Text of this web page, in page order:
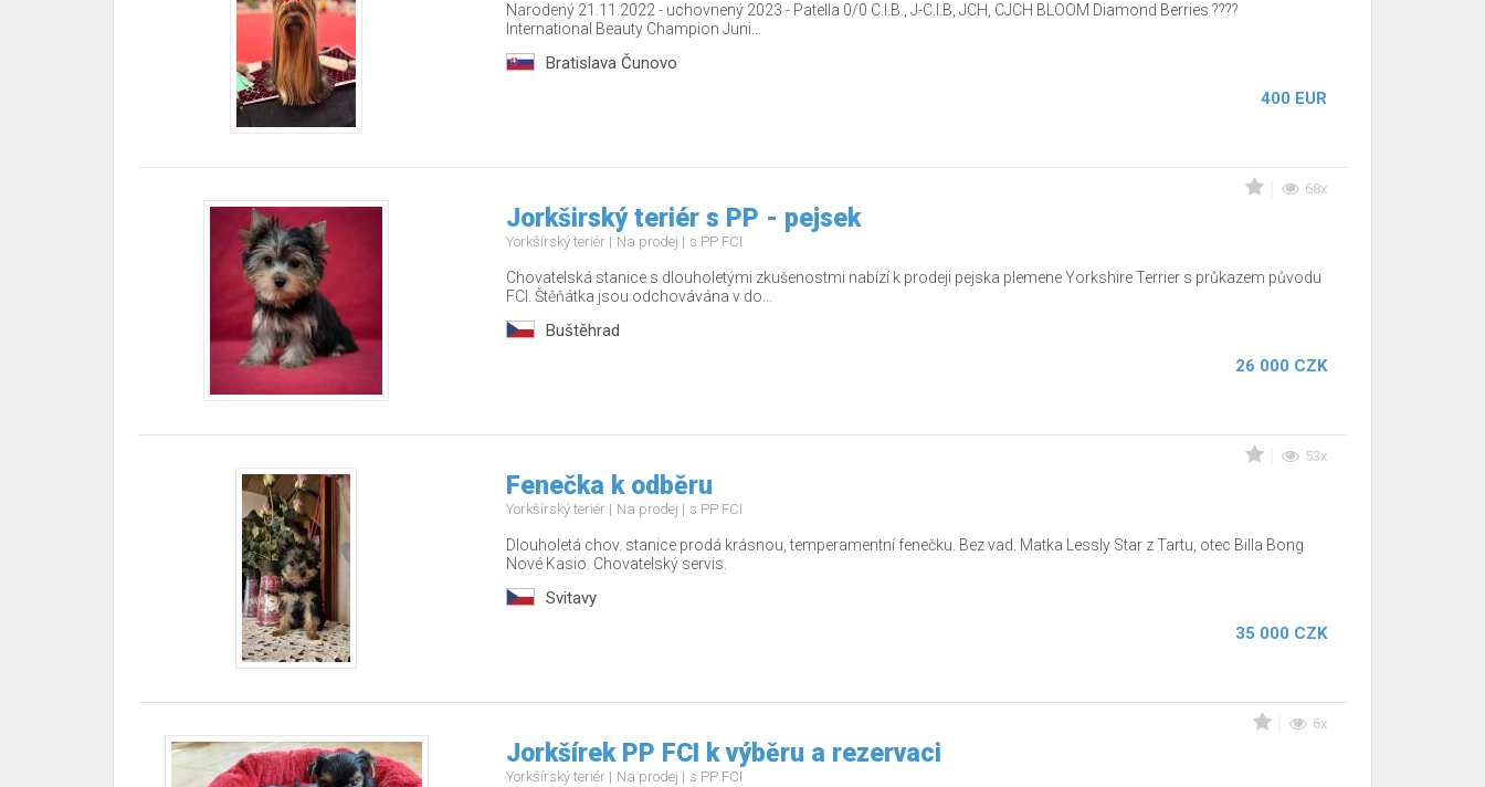
Narodený 21.11.2022 - uchovnený 2023 - Patella 0/0 C.I.B., J-C.I.B, JCH, CJCH BLOOM Diamond Berries ????
International Beauty Champion Juni...
Bratislava Čunovo
400 EUR
68x
Jorkširský teriér s PP - pejsek
Yorkšírský teriér Na prodej s PP FCI
Chovatelská stanice s dlouholetými zkušenostmi nabízí k prodeji pejska plemene Yorkshire Terrier s průkazem původu
FCI. Štěňátka jsou odchovávána v do...
Buštěhrad
26 000 CZK
53x
Fenečka k odběru
Yorkšírský teriér Na prodej s PP FCI
Dlouholetá chov. stanice prodá krásnou, temperamentní fenečku. Bez vad. Matka Lessly Star z Tartu, otec Billa Bong
Nové Kasio. Chovatelský servis.
Svitavy
35 000 CZK
6x
Jorkšírek PP FCI k výběru a rezervaci
Yorkšírský teriér Na prodej s PP FCI